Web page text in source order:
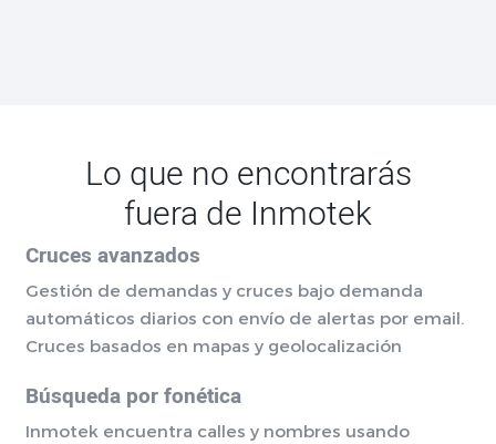
Lo que no encontrarás
fuera de Inmotek
Cruces avanzados
Gestión de demandas y cruces bajo demanda
automáticos diarios con envío de alertas por email.
Cruces basados en mapas y geolocalización
Búsqueda por fonética
Inmotek encuentra calles y nombres usando